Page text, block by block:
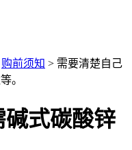
购前须知 > 需要清楚自己
。
式碳酸锌